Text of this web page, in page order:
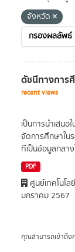
จังหวัด
กรองผลลัพธ์
ดัชนีทางการ
recent views
เป็นการนำเสน
จัดการศึกษาใน
ที่เป็นข้อมูลกลา
PDF
ศูนย์เทคโนโ
มกราคม 2567
คุณสามารถเข้าถึง